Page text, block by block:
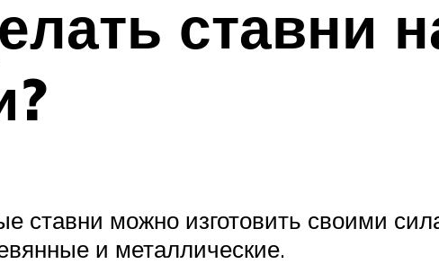
ставни
ставни можно изготовить своими
и металлические.